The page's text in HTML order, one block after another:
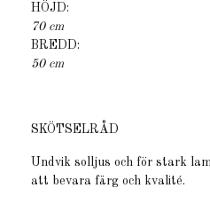
HÖJD:
70 cm
BREDD:
50 cm
SKÖTSELRÅD
Undvik solljus och för stark
att bevara färg och kvalité.